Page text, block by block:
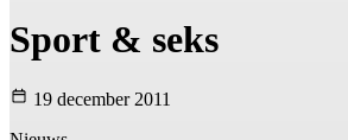
Sport & seks
19 december 2011